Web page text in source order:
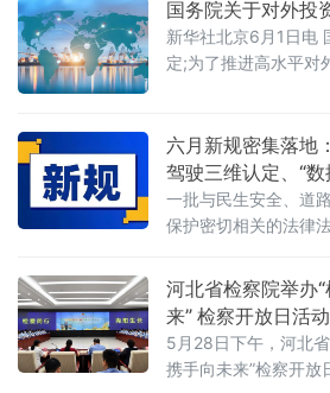
空缺失——这张资本市
下几分信度？上述场
财政部公布的2025年
评估机构、12名
国务院关于对外投
新华社北京6月1日电
定;为了推进高水平对
全、发展利益，根据
系法》、《中华人民
律，制定本规定。第
国境内（以下简称中
六月新规密集落地
驾驶三维认定、“
护范围
一批与民生安全、道
保护密切相关的法律
维判定到“开门杀”责
围到城乡供水统筹
关切，织密权益保障
网络餐饮全链条严管
须“亮证”《网络餐饮
河北省检察院举办
来” 检察开放日活动
5月28日下午，河北
携手向未来”检察开放